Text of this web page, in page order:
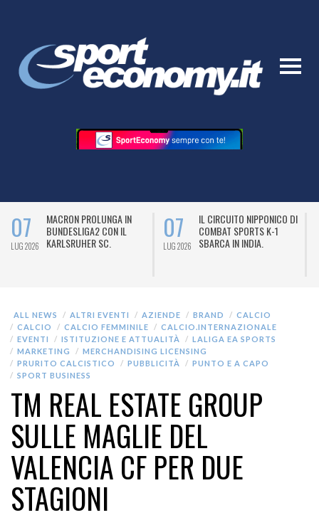
07
LUG 2026
MACRON PROLUNGA IN
BUNDESLIGA2 CON IL
KARLSRUHER SC.
07
LUG 2026
IL CIRCUITO NIPPONICO DI
COMBAT SPORTS K-1
SBARCA IN INDIA.
ALL NEWS ALTRI EVENTI AZIENDE BRAND
CALCIO
CALCIO
CALCIO FEMMINILE
CALCIO.INTERNAZIONALE
EVENTI
ISTITUZIONE E ATTUALITÀ
LALIGA EA SPORTS
MARKETING
MERCHANDISING LICENSING
PRURITO CALCISTICO
PUBBLICITÀ
PUNTO E A CAPO
SPORT BUSINESS
TM REAL ESTATE GROUP
SULLE MAGLIE DEL
VALENCIA CF PER DUE
STAGIONI